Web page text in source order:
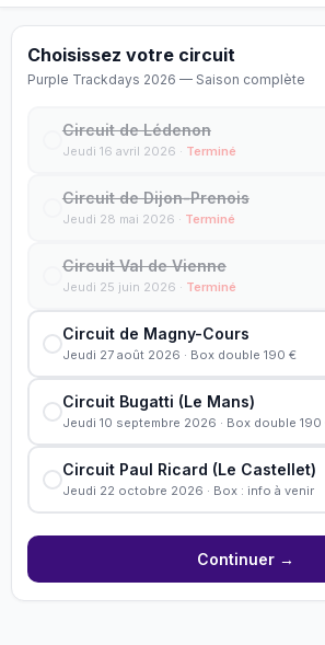
Choisissez votre circuit
Purple Trackdays 2026 — Saison complète
Circuit de Lédenon
Jeudi 16 avril 2026 · Terminé
Circuit de Dijon-Prenois
Jeudi 28 mai 2026 · Terminé
Circuit Val de Vienne
Jeudi 25 juin 2026 · Terminé
Circuit de Magny-Cours
Jeudi 27 août 2026 · Box double 190 €
Circuit Bugatti (Le Mans)
Jeudi 10 septembre 2026 · Box double 190
Circuit Paul Ricard (Le Castellet)
Jeudi 22 octobre 2026 · Box : info à venir
Continuer →